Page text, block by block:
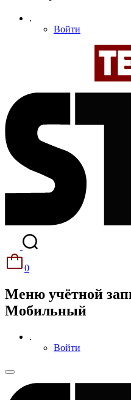
.
Войти
0
Меню учётной
Мобильный
.
Войти